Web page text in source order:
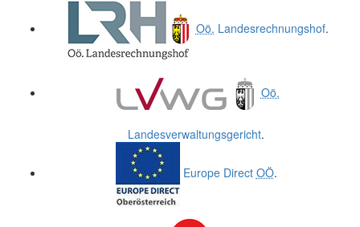
Oö. Landesrechnungshof.
Oö.
Landesverwaltungsgericht.
Europe Direct OÖ.